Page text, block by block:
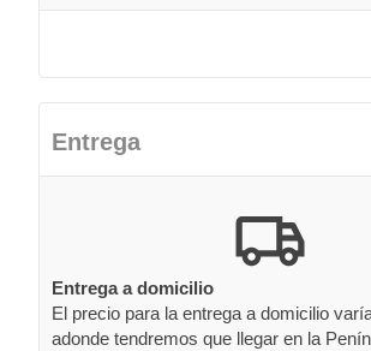
Entrega
Entrega a domicilio
El precio para la entrega a domicilio
adonde tendremos que llegar en la